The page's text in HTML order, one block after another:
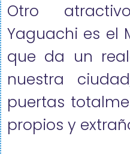
Otro
Yaguachi es el
que da un
nuestra
puertas
propios y